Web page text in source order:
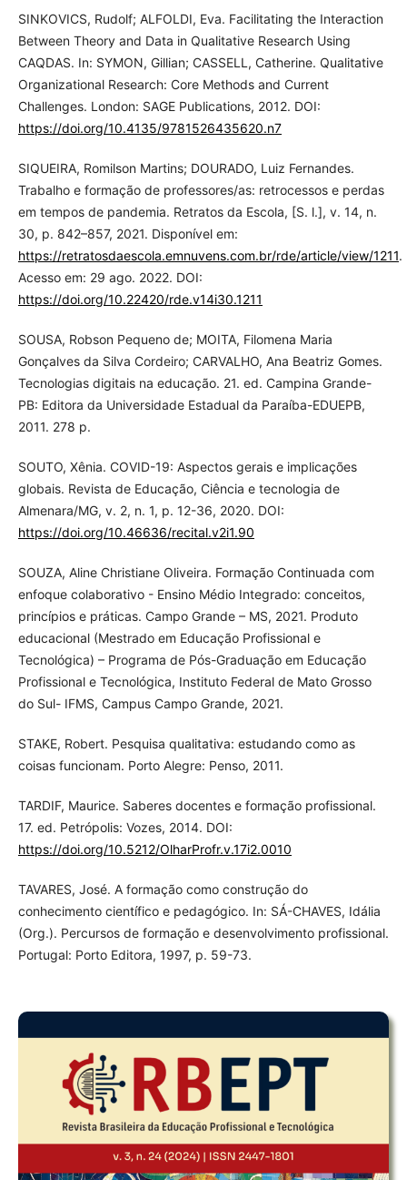
SINKOVICS, Rudolf; ALFOLDI, Eva. Facilitating the Interaction
Between Theory and Data in Qualitative Research Using
CAQDAS. In: SYMON, Gillian; CASSELL, Catherine. Qualitative
Organizational Research: Core Methods and Current
Challenges. London: SAGE Publications, 2012. DOI:
https://doi.org/10.4135/9781526435620.n7
SIQUEIRA, Romilson Martins; DOURADO, Luiz Fernandes.
Trabalho e formação de professores/as: retrocessos e perdas
em tempos de pandemia. Retratos da Escola, [S. l.], v. 14, n.
30, p. 842–857, 2021. Disponível em:
https://retratosdaescola.emnuvens.com.br/rde/article/view/1211.
Acesso em: 29 ago. 2022. DOI:
https://doi.org/10.22420/rde.v14i30.1211
SOUSA, Robson Pequeno de; MOITA, Filomena Maria
Gonçalves da Silva Cordeiro; CARVALHO, Ana Beatriz Gomes.
Tecnologias digitais na educação. 21. ed. Campina Grande-
PB: Editora da Universidade Estadual da Paraíba-EDUEPB,
2011. 278 p.
SOUTO, Xênia. COVID-19: Aspectos gerais e implicações
globais. Revista de Educação, Ciência e tecnologia de
Almenara/MG, v. 2, n. 1, p. 12-36, 2020. DOI:
https://doi.org/10.46636/recital.v2i1.90
SOUZA, Aline Christiane Oliveira. Formação Continuada com
enfoque colaborativo - Ensino Médio Integrado: conceitos,
princípios e práticas. Campo Grande – MS, 2021. Produto
educacional (Mestrado em Educação Profissional e
Tecnológica) – Programa de Pós-Graduação em Educação
Profissional e Tecnológica, Instituto Federal de Mato Grosso
do Sul- IFMS, Campus Campo Grande, 2021.
STAKE, Robert. Pesquisa qualitativa: estudando como as
coisas funcionam. Porto Alegre: Penso, 2011.
TARDIF, Maurice. Saberes docentes e formação profissional.
17. ed. Petrópolis: Vozes, 2014. DOI:
https://doi.org/10.5212/OlharProfr.v.17i2.0010
TAVARES, José. A formação como construção do
conhecimento científico e pedagógico. In: SÁ-CHAVES, Idália
(Org.). Percursos de formação e desenvolvimento profissional.
Portugal: Porto Editora, 1997, p. 59-73.